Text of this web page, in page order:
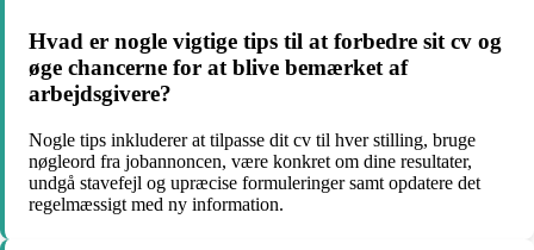
Hvad er nogle vigtige tips til at forbedre sit cv og
øge chancerne for at blive bemærket af
arbejdsgivere?
Nogle tips inkluderer at tilpasse dit cv til hver stilling, bruge
nøgleord fra jobannoncen, være konkret om dine resultater,
undgå stavefejl og upræcise formuleringer samt opdatere det
regelmæssigt med ny information.